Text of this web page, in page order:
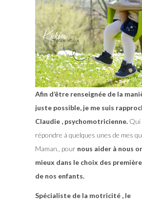
Afin d’être renseignée de la
juste possible, je me suis
Claudie , psychomotricienne.Qui
répondre à quelques unes de mes
Maman., pour nous aider à nous
mieux dans le choix des
de nos enfants.
Spécialiste de la motricité , le